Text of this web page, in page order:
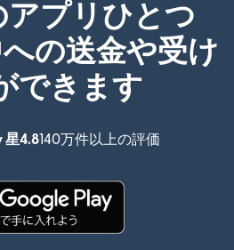
アプリひとつ
の送金や受け
できます
星4.8140万件以上の評価
（別ウィン